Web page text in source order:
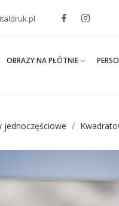
OBRAZY NA PŁÓTNIE
jednoczęściowe